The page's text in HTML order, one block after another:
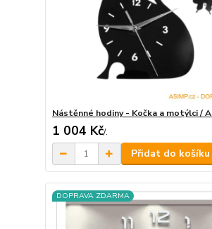
Nástěnné hodiny - Kočka a motýlci /
1 004 Kč/.
Přidat do košíku
DOPRAVA ZDARMA